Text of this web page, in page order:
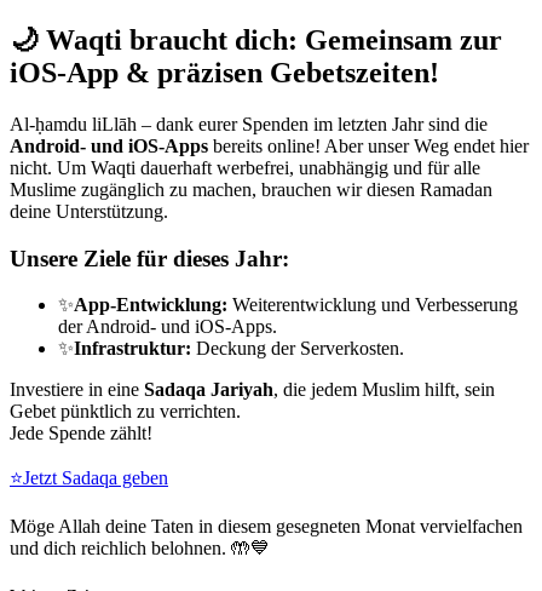
🌙 Waqti braucht dich: Gemeinsam zur
iOS-App & präzisen Gebetszeiten!
Al-ḥamdu liLlāh – dank eurer Spenden im letzten Jahr sind die
Android- und iOS-Apps bereits online! Aber unser Weg endet hier
nicht. Um Waqti dauerhaft werbefrei, unabhängig und für alle
Muslime zugänglich zu machen, brauchen wir diesen Ramadan
deine Unterstützung.
Unsere Ziele für dieses Jahr:
✨App-Entwicklung: Weiterentwicklung und Verbesserung
der Android- und iOS-Apps.
✨Infrastruktur: Deckung der Serverkosten.
Investiere in eine Sadaqa Jariyah, die jedem Muslim hilft, sein
Gebet pünktlich zu verrichten.
Jede Spende zählt!
⭐Jetzt Sadaqa geben
Möge Allah deine Taten in diesem gesegneten Monat vervielfachen
und dich reichlich belohnen. 🤲💙